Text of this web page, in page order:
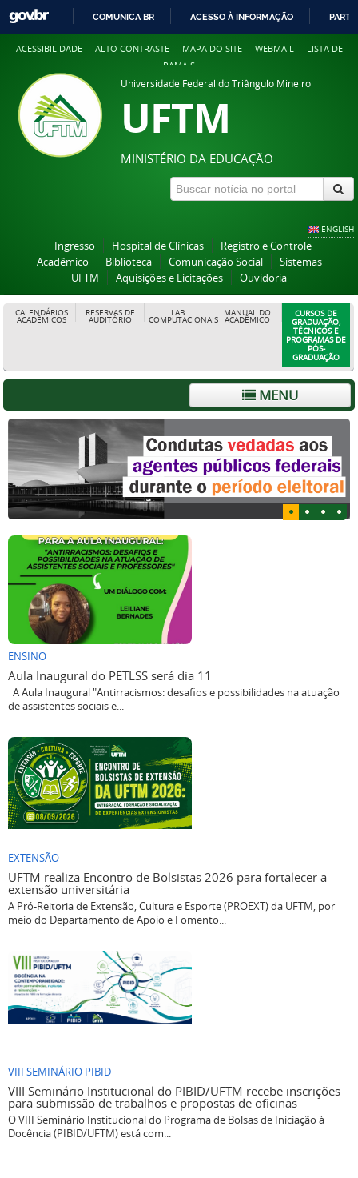
COMUNICA BR ACESSO À INFORMAÇÃO
ACESSIBILIDADE ALTO CONTRASTE MAPA DO SITE WEBMAIL
LISTA DE
RAMAIS
Universidade Federal do Triângulo Mineiro
UFTM
MINISTÉRIO DA EDUCAÇÃO
ENGLISH
Ingresso Hospital de Clínicas
Registro e Controle
Acadêmico
Biblioteca Comunicação Social
Sistemas
UFTM
Aquisições e Licitações Ouvidoria
CALENDÁRIOS
ACADÊMICOS
RESERVAS DE
AUDITÓRIO
LAB.
COMPUTACIONAIS
MANUAL DO
ACADÊMICO
CURSOS DE
GRADUAÇÃO,
TÉCNICOS E
PROGRAMAS DE
PÓS-
GRADUAÇÃO
MENU
ENSINO
Aula Inaugural do PETLSS será dia 11
A Aula Inaugural "Antirracismos: desafios e possibilidades na atuação
de assistentes sociais e...
EXTENSÃO
UFTM realiza Encontro de Bolsistas 2026 para fortalecer a
extensão universitária
A Pró-Reitoria de Extensão, Cultura e Esporte (PROEXT) da UFTM, por
meio do Departamento de Apoio e Fomento...
VIII SEMINÁRIO PIBID
VIII Seminário Institucional do PIBID/UFTM recebe inscrições
para submissão de trabalhos e propostas de oficinas
O VIII Seminário Institucional do Programa de Bolsas de Iniciação à
Docência (PIBID/UFTM) está com...